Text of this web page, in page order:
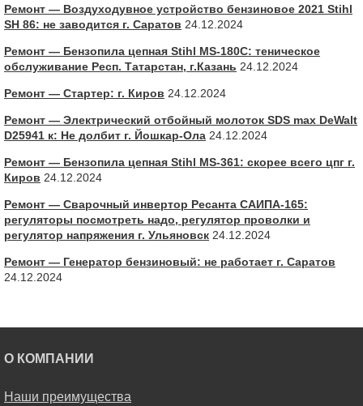
Ремонт — Воздуходувное устройство бензиновое 2021 Stihl
SH 86: не заводится г. Саратов 24.12.2024
Ремонт — Бензопила цепная Stihl MS-180С: теническое
обслуживание Респ. Татарстан, г.Казань 24.12.2024
Ремонт — Стартер: г. Киров 24.12.2024
Ремонт — Электрический отбойный молоток SDS max DeWalt
D25941 к: Не долбит г. Йошкар-Ола 24.12.2024
Ремонт — Бензопила цепная Stihl MS-361: скорее всего цпг г.
Киров 24.12.2024
Ремонт — Сварочный инвертор Ресанта САИПА-165:
регуляторы посмотреть надо, регулятор проволки и
регулятор напряжения г. Ульяновск 24.12.2024
Ремонт — Генератор бензиновый: не работает г. Саратов
24.12.2024
О КОМПАНИИ
Наши преимущества